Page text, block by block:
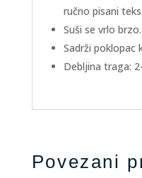
ručno pisani
Suši se vrlo brzo.
Sadrži poklopac
Debljina traga:
Povezani